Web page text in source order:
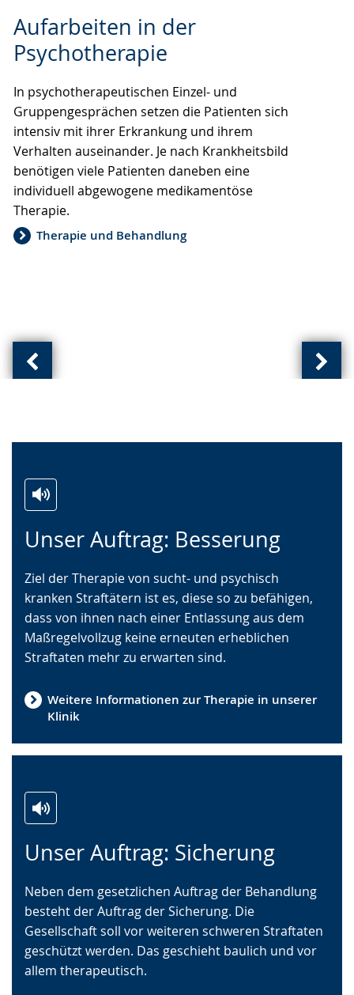
Vorherige
von
von
Aufarbeiten in der
Psychotherapie
In psychotherapeutischen Einzel- und
Gruppengesprächen setzen die Patienten sich
intensiv mit ihrer Erkrankung und ihrem
Verhalten auseinander. Je nach Krankheitsbild
benötigen viele Patienten daneben eine
individuell abgewogene medikamentöse
Therapie.
Therapie und Behandlung
Leichten
Sprache
wechseln.
Audio-
Unterstützung.
Video
in
Deutscher
Gebärdensprache
wird
angezeigt.
Unser Auftrag: Besserung
Leichten
wechseln.
Audio-
Video
Deutscher
Gebärdensprache
wird
angezeigt.
Ziel der Therapie von sucht- und psychisch
kranken Straftätern ist es, diese so zu befähigen,
dass von ihnen nach einer Entlassung aus dem
Maßregelvollzug keine erneuten erheblichen
Straftaten mehr zu erwarten sind.
Weitere Informationen zur Therapie in unserer
Klinik
Unser Auftrag: Sicherung
Leichten
wechseln.
Audio-
Video
Deutscher
Gebärdensprache
wird
angezeigt.
Neben dem gesetzlichen Auftrag der Behandlung
besteht der Auftrag der Sicherung. Die
Gesellschaft soll vor weiteren schweren Straftaten
geschützt werden. Das geschieht baulich und vor
allem therapeutisch.